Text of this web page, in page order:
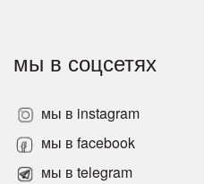
мы в соцсетях
мы в instagram
мы в facebook
мы в telegram